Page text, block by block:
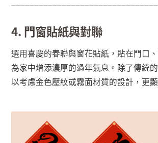
4. 門窗貼紙與對聯
選用喜慶的春聯與窗花貼紙，貼在門口
為家中增添濃厚的過年氣息。除了傳統
以考慮金色壓紋或霧面材質的設計，更